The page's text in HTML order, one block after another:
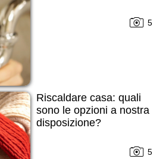
5
Riscaldare casa: quali
sono le opzioni a nostra
disposizione?
5